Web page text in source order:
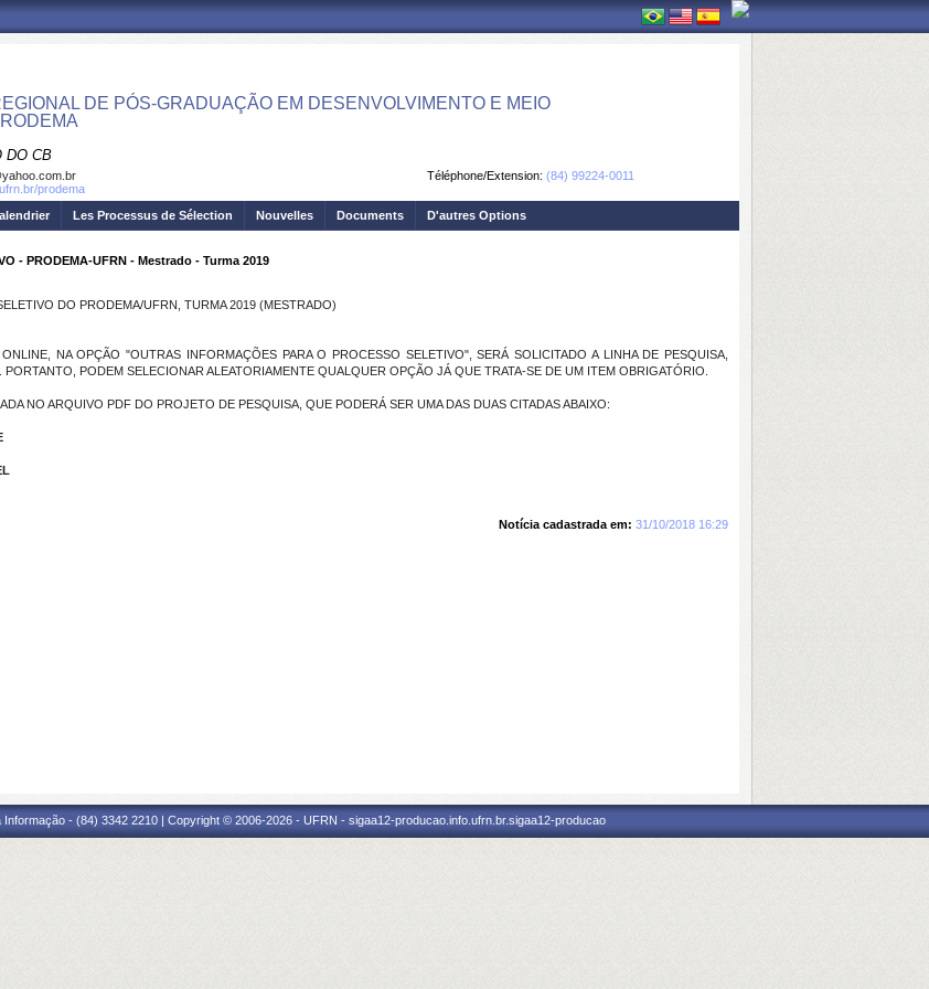
DE PÓS-GRADUAÇÃO EM DESENVOLVIMENTO E MEIO
DO CB
Téléphone/Extension: (84) 99224-0011
prodema
Les Processus de Sélection Nouvelles Documents D'autres Options
- PRODEMA-UFRN - Mestrado - Turma 2019
DO PRODEMA/UFRN, TURMA 2019 (MESTRADO)
NA OPÇÃO "OUTRAS INFORMAÇÕES PARA O PROCESSO SELETIVO", SERÁ SOLICITADO A LINHA DE PESQUISA,
PODEM SELECIONAR ALEATORIAMENTE QUALQUER OPÇÃO JÁ QUE TRATA-SE DE UM ITEM OBRIGATÓRIO.
NO ARQUIVO PDF DO PROJETO DE PESQUISA, QUE PODERÁ SER UMA DAS DUAS CITADAS ABAIXO:
Notícia cadastrada em: 31/10/2018 16:29
Informação - (84) 3342 2210 | Copyright © 2006-2026 - UFRN - sigaa12-producao.info.ufrn.br.sigaa12-producao